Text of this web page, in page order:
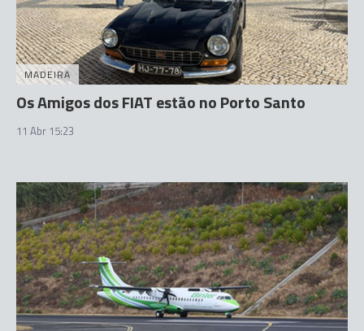
MADEIRA
Os Amigos dos FIAT estão no Porto Santo
11 Abr 15:23